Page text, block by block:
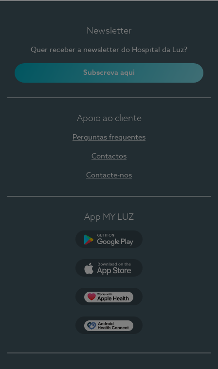
Newsletter
Quer receber a newsletter do Hospital da Luz?
Subscreva aqui
Apoio ao cliente
Perguntas frequentes
Contactos
Contacte-nos
App MY LUZ